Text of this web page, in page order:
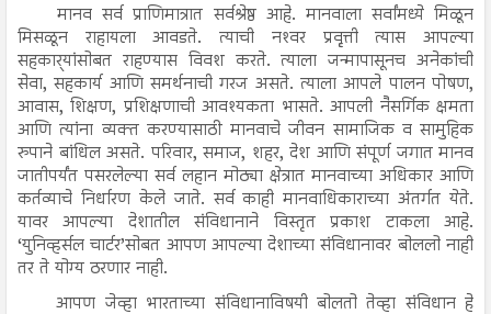
मानव सर्व प्राणिमात्रात सर्वश्रेष्ठ आहे. मानवाला सर्वांमध्ये मिळून
मिसळून राहायला आवडते. त्याची नश्‍वर प्रवृृत्ती त्यास आपल्या
सहकार्‍यांसोबत राहण्यास विवश करते. त्याला जन्मापासूनच अनेकांची
सेवा, सहकार्य आणि समर्थनाची गरज असते. त्याला आपले पालन पोषण,
आवास, शिक्षण, प्रशिक्षणाची आवश्यकता भासते. आपली नैसर्गिक क्षमता
आणि त्यांना व्यक्त करण्यासाठी मानवाचे जीवन सामाजिक व सामुहिक
रुपाने बांधिल असते. परिवार, समाज, शहर, देश आणि संपूर्ण जगात मानव
जातीपर्यंत पसरलेल्या सर्व लहान मोठ्या क्षेत्रात मानवाच्या अधिकार आणि
कर्तव्याचे निर्धारण केले जाते. सर्व काही मानवाधिकाराच्या अंतर्गत येते.
यावर आपल्या देशातील संविधानाने विस्तृत प्रकाश टाकला आहे.
‘युनिव्हर्सल चार्टर’सोबत आपण आपल्या देशाच्या संविधानावर बोललो नाही
तर ते योग्य ठरणार नाही.
आपण जेव्हा भारताच्या संविधानाविषयी बोलतो तेव्हा संविधान हे